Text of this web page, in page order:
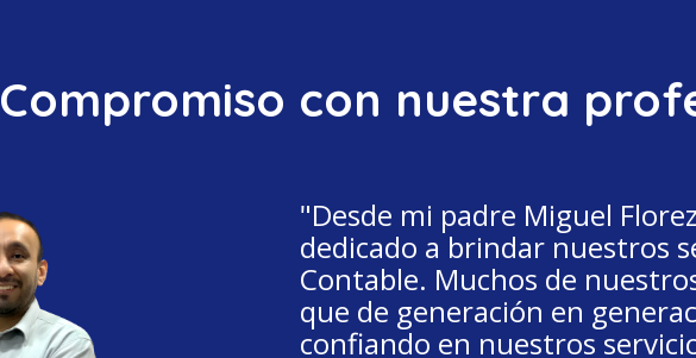
Compromiso con nuestra
"Desde mi padre Miguel
dedicado a brindar nuestros
Contable. Muchos de
que de generación en
confiando en nuestros